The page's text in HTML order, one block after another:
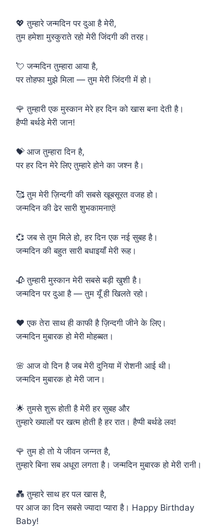
💖 तुम्हारे जन्मदिन पर दुआ है मेरी,
तुम हमेशा मुस्कुराते रहो मेरी जिंदगी की तरह।
💘 जन्मदिन तुम्हारा आया है,
पर तोहफा मुझे मिला — तुम मेरी जिंदगी में हो।
🌹 तुम्हारी एक मुस्कान मेरे हर दिन को खास बना देती है।
हैप्पी बर्थडे मेरी जान!
💝 आज तुम्हारा दिन है,
पर हर दिन मेरे लिए तुम्हारे होने का जश्न है।
🥰 तुम मेरी ज़िन्दगी की सबसे खूबसूरत वजह हो।
जन्मदिन की ढेर सारी शुभकामनाएं!
💞 जब से तुम मिले हो, हर दिन एक नई सुबह है।
जन्मदिन की बहुत सारी बधाइयाँ मेरी रूह।
🥀 तुम्हारी मुस्कान मेरी सबसे बड़ी खुशी है।
जन्मदिन पर दुआ है — तुम यूँ ही खिलते रहो।
❤️ एक तेरा साथ ही काफी है ज़िन्दगी जीने के लिए।
जन्मदिन मुबारक हो मेरी मोहब्बत।
🌸 आज वो दिन है जब मेरी दुनिया में रोशनी आई थी।
जन्मदिन मुबारक हो मेरी जान।
🌟 तुमसे शुरू होती है मेरी हर सुबह और
तुम्हारे ख्यालों पर खत्म होती है हर रात। हैप्पी बर्थडे लव!
🌹 तुम हो तो ये जीवन जन्नत है,
तुम्हारे बिना सब अधूरा लगता है। जन्मदिन मुबारक हो मेरी रानी।
💑 तुम्हारे साथ हर पल खास है,
पर आज का दिन सबसे ज्यादा प्यारा है। Happy Birthday
Baby!